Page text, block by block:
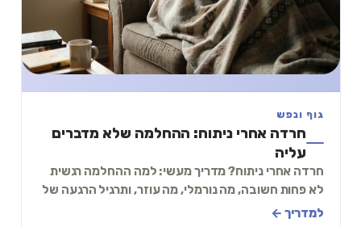
גוף ונפש
חרדה אחרי ניתוח: ההחלמה שלא מדברים
עליה
חרדה אחרי ניתוח? מדריך מעשי: למה ההחלמה רגשית
לא פחות חשובה, מה נורמלי, מה עוזר, ותרגיל הרגעה של
2 דקות.
למדריך ←